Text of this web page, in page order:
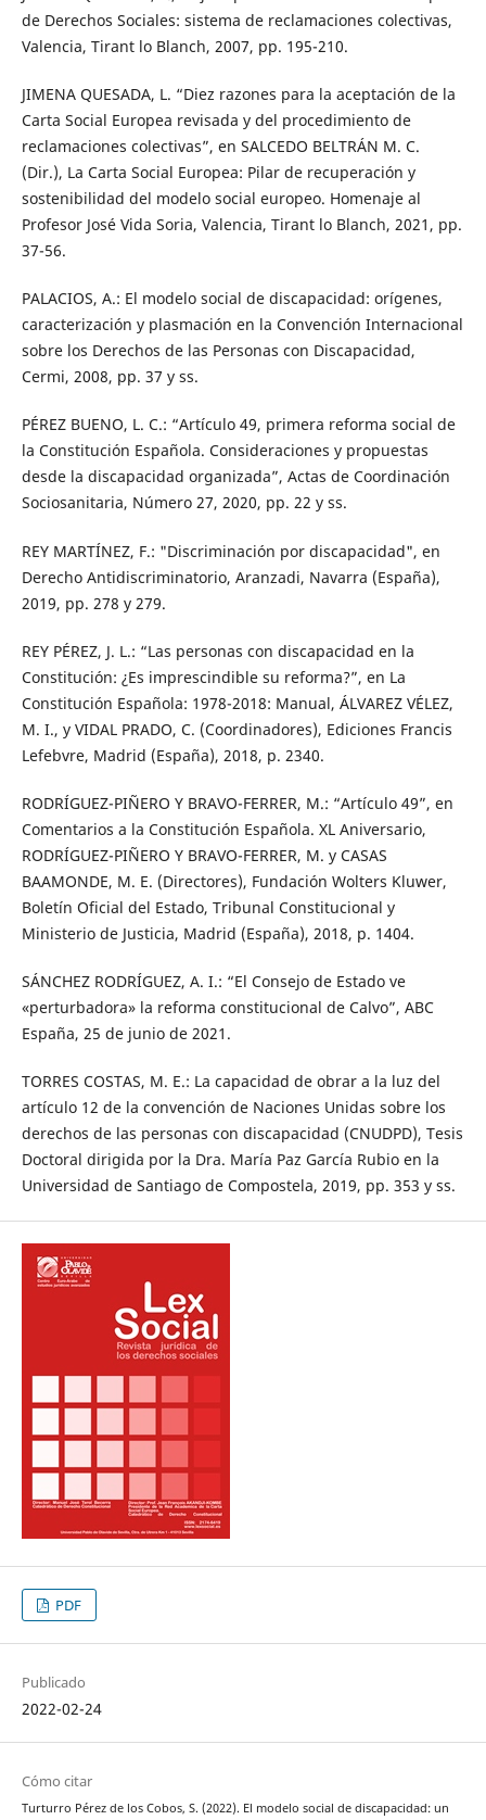
de Derechos Sociales: sistema de reclamaciones colectivas,
Valencia, Tirant lo Blanch, 2007, pp. 195-210.
JIMENA QUESADA, L. “Diez razones para la aceptación de la
Carta Social Europea revisada y del procedimiento de
reclamaciones colectivas”, en SALCEDO BELTRÁN M. C.
(Dir.), La Carta Social Europea: Pilar de recuperación y
sostenibilidad del modelo social europeo. Homenaje al
Profesor José Vida Soria, Valencia, Tirant lo Blanch, 2021, pp.
37-56.
PALACIOS, A.: El modelo social de discapacidad: orígenes,
caracterización y plasmación en la Convención Internacional
sobre los Derechos de las Personas con Discapacidad,
Cermi, 2008, pp. 37 y ss.
PÉREZ BUENO, L. C.: “Artículo 49, primera reforma social de
la Constitución Española. Consideraciones y propuestas
desde la discapacidad organizada”, Actas de Coordinación
Sociosanitaria, Número 27, 2020, pp. 22 y ss.
REY MARTÍNEZ, F.: "Discriminación por discapacidad", en
Derecho Antidiscriminatorio, Aranzadi, Navarra (España),
2019, pp. 278 y 279.
REY PÉREZ, J. L.: “Las personas con discapacidad en la
Constitución: ¿Es imprescindible su reforma?”, en La
Constitución Española: 1978-2018: Manual, ÁLVAREZ VÉLEZ,
M. I., y VIDAL PRADO, C. (Coordinadores), Ediciones Francis
Lefebvre, Madrid (España), 2018, p. 2340.
RODRÍGUEZ-PIÑERO Y BRAVO-FERRER, M.: “Artículo 49”, en
Comentarios a la Constitución Española. XL Aniversario,
RODRÍGUEZ-PIÑERO Y BRAVO-FERRER, M. y CASAS
BAAMONDE, M. E. (Directores), Fundación Wolters Kluwer,
Boletín Oficial del Estado, Tribunal Constitucional y
Ministerio de Justicia, Madrid (España), 2018, p. 1404.
SÁNCHEZ RODRÍGUEZ, A. I.: “El Consejo de Estado ve
«perturbadora» la reforma constitucional de Calvo”, ABC
España, 25 de junio de 2021.
TORRES COSTAS, M. E.: La capacidad de obrar a la luz del
artículo 12 de la convención de Naciones Unidas sobre los
derechos de las personas con discapacidad (CNUDPD), Tesis
Doctoral dirigida por la Dra. María Paz García Rubio en la
Universidad de Santiago de Compostela, 2019, pp. 353 y ss.
PDF
Publicado
2022-02-24
Cómo citar
Turturro Pérez de los Cobos, S. (2022). El modelo social de discapacidad: un